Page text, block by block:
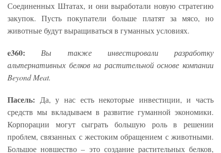
Соединенных Штатах, и они выработали новую стратегию
закупок. Пусть покупатели больше платят за мясо, но
животные будут выращиваться в гуманных условиях.
e360: Вы также инвестировали разработку
альтернативных белков на растительной основе компании
Beyond Meat.
Пасель: Да, у нас есть некоторые инвестиции, и часть
средств мы вкладываем в развитие гуманной экономики.
Корпорации могут сыграть большую роль в решении
проблем, связанных с жестоким обращением с животными.
Большое новшество – это создание растительных белков,